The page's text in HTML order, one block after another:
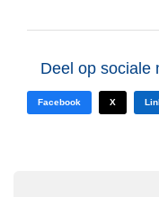
Deel op sociale
Facebook X